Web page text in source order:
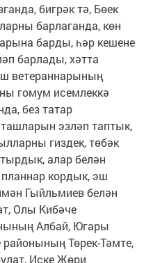
бигрәк тә, Бөек
барлаганда, көн
барды, һәр кешене
барлады, хәтта
ветераннарының
гомум исемлеккә
без татар
эзләп таптык,
гиздек, төбәк
алар белән
кордык, эш
Гыйльмиев белән
Олы Кибәче
Албай, Югары
Төрек-Тәмте,
Иске Җөри